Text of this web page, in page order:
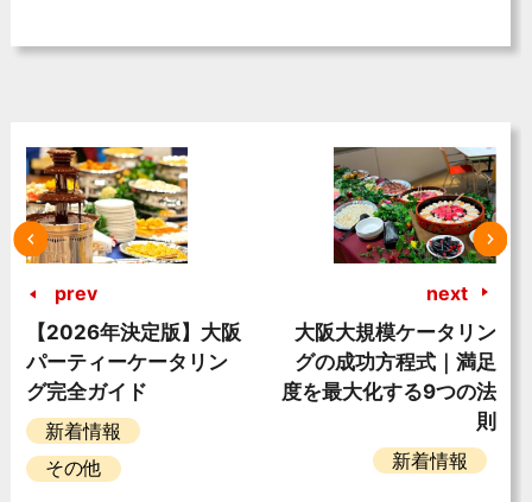
prev
【2026年決定版】大阪
パーティーケータリン
グ完全ガイド
新着情報
その他
next
大阪大規模ケータリン
グの成功方程式｜満足
度を最大化する9つの法
則
新着情報